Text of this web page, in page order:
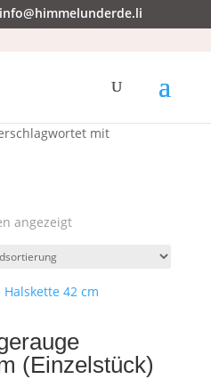
info@himmelunderde.li
mit
angezeigt
(Einzelstück)